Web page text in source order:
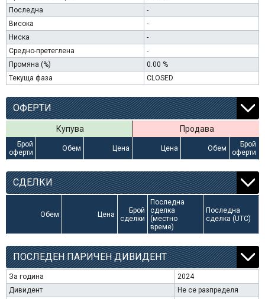
Последна
-
Висока
-
Ниска
-
Средно-претеглена
-
Промяна (%)
0.00 %
Текуща фаза
CLOSED
ОФЕРТИ
Купува Продава
Брой
оферти
Обем Цена Цена Обем
Брой
оферти
СДЕЛКИ
Обем Цена
Брой
сделки
Последна
сделка
(местно
време)
Последна
сделка (UTC)
ПОСЛЕДЕН ПАРИЧЕН ДИВИДЕНТ
За година
2024
Дивидент
Не се разпределя